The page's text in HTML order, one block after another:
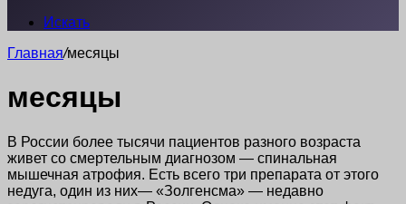
Искать
Главная/месяцы
месяцы
В России более тысячи пациентов разного возраста
живет со смертельным диагнозом — спинальная
мышечная атрофия. Есть всего три препарата от этого
недуга, один из них— «Золгенсма» — недавно